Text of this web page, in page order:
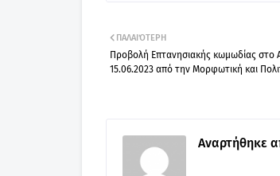
ΠΑΛΑΙΌΤΕΡΗ
Προβολή Επτανησιακής κωμωδίας στο
15.06.2023 από την Μορφωτική και
Αναρτήθηκε